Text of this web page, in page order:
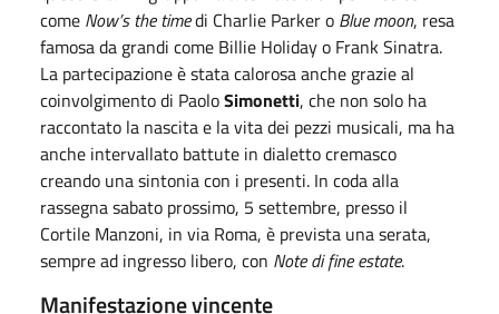
come Now’s the timedi Charlie Parker o Blue moon, resa
famosa da grandi come Billie Holiday o Frank Sinatra.
La partecipazione è stata calorosa anche grazie al
coinvolgimento di PaoloSimonetti, che non solo ha
raccontato la nascita e la vita dei pezzi musicali, ma ha
anche intervallato battute in dialetto cremasco
creando una sintonia con i presenti. In coda alla
rassegna sabato prossimo, 5 settembre, presso il
Cortile Manzoni, in via Roma, è prevista una serata,
sempre ad ingresso libero, con Note di fine estate.
Manifestazione vincente